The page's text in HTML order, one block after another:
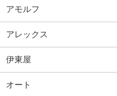
アモルフ
アレックス
伊東屋
オート